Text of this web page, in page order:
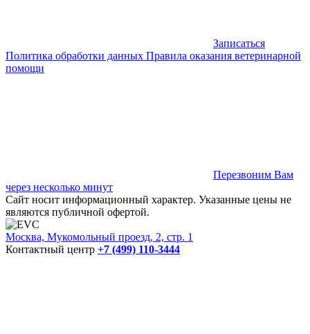
Записаться
Политика обработки данных Правила оказания ветеринарной
помощи
Перезвоним Вам
через несколько минут
Сайт носит информационный характер. Указанные цены не
являются публичной офертой.
Москва, Мукомольный проезд, 2, стр. 1
Контактный центр +7 (499) 110-3444